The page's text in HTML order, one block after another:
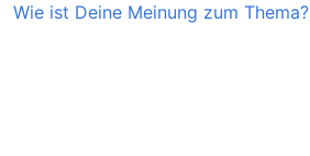
Wie ist Deine Meinung zum Thema?